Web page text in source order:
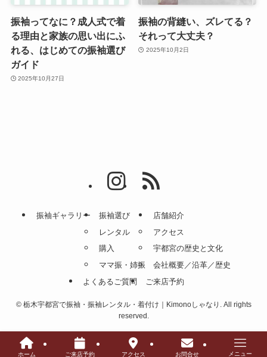
振袖ってなに？成人式で着
る理由と家族の思い出にふ
れる、はじめての振袖選び
ガイド
2025年10月27日
振袖の背縫い、ズレてる？
それって大丈夫？
2025年10月2日
振袖ギャラリー
振袖選び
レンタル
購入
ママ振・姉振
店舗紹介
アクセス
宇都宮の歴史と文化
会社概要／沿革／歴史
よくあるご質問
ご来店予約
©栃木宇都宮で振袖・振袖レンタル・着付け｜Kimonoしゃなり. All rights
reserved.
メニュー
ホーム ご来店予約 アクセス お問合せ